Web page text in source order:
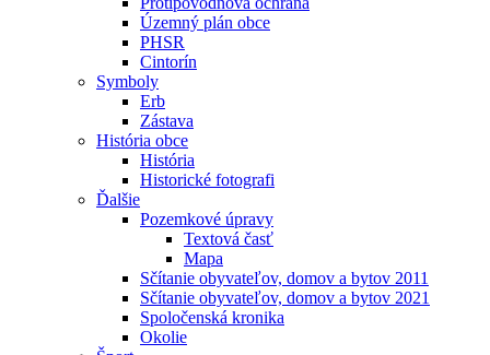
Územný plán obce
PHSR
Cintorín
Symboly
Erb
Zástava
História obce
História
Historické fotografi
Ďalšie
Pozemkové úpravy
Textová časť
Mapa
Sčítanie obyvateľov, domov a bytov 2011
Sčítanie obyvateľov, domov a bytov 2021
Spoločenská kronika
Okolie